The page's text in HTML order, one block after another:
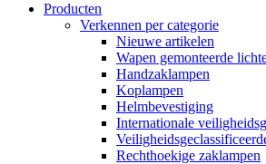
Producten
Verkennen per categorie
Nieuwe artikelen
Wapen gemonteerde
Handzaklampen
Koplampen
Helmbevestiging
Internationale
Rechthoekige zaklampen